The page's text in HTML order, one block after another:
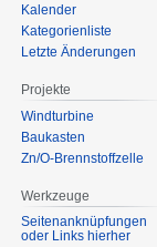
Kalender
Kategorienliste
Letzte Änderungen
Projekte
Windturbine
Baukasten
Zn/O-Brennstoffzelle
Werkzeuge
Seitenanknüpfungen
oder Links hierher